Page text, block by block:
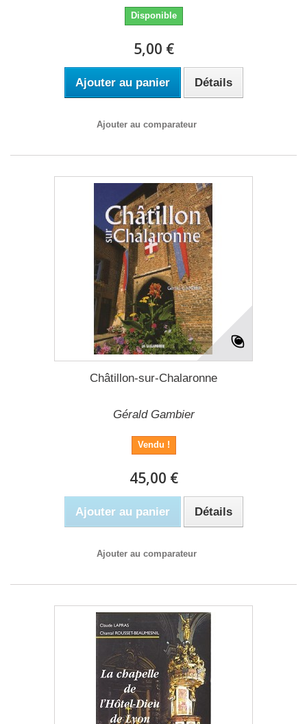
Disponible
5,00 €
Ajouter au panier Détails
Ajouter au comparateur
Châtillon-sur-Chalaronne
Gérald Gambier
Vendu !
45,00 €
Ajouter au panier Détails
Ajouter au comparateur